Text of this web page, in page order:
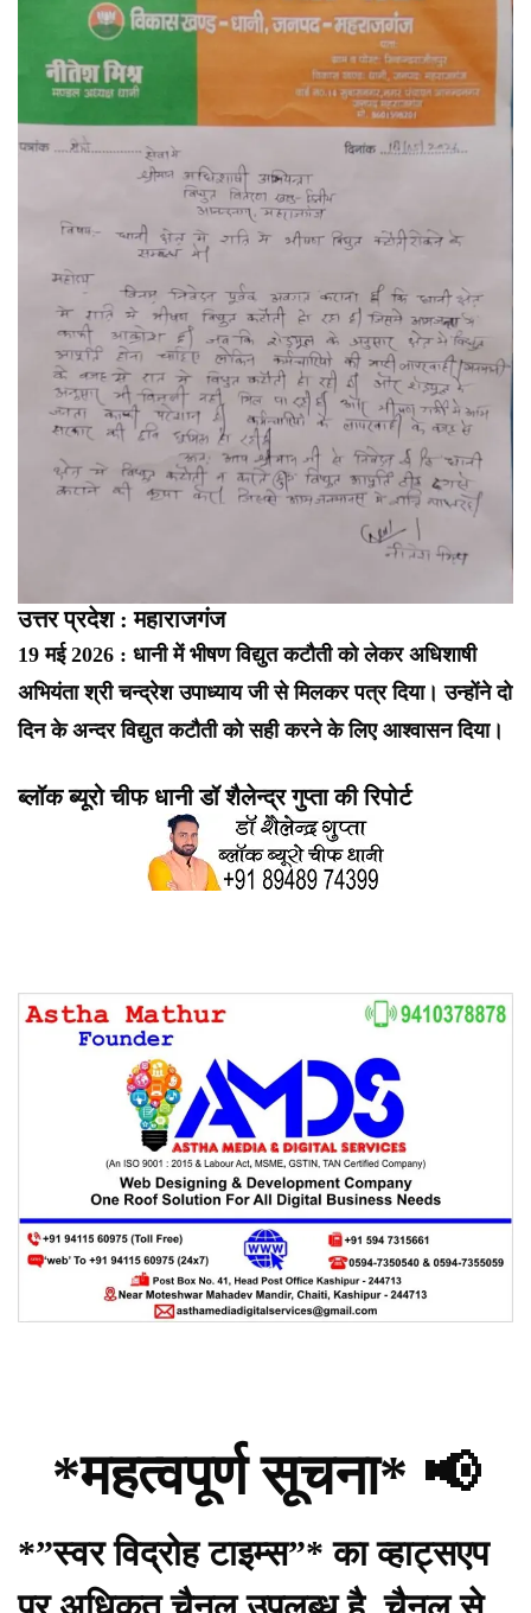
उत्तर प्रदेश : महाराजगंज
19 मई 2026 : धानी में भीषण विद्युत कटौती को लेकर अधिशाषी
अभियंता श्री चन्द्रेश उपाध्याय जी से मिलकर पत्र दिया। उन्होंने दो
दिन के अन्दर विद्युत कटौती को सही करने के लिए आश्वासन दिया।
ब्लॉक ब्यूरो चीफ धानी डॉ शैलेन्द्र गुप्ता की रिपोर्ट
*महत्वपूर्ण सूचना* 📢
*”स्वर विद्रोह टाइम्स”* का व्हाट्सएप